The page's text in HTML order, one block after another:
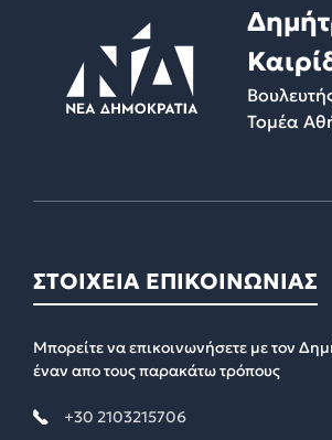
Τομέα
ΣΤΟΙΧΕΙΑ ΕΠΙΚΟΙΝΩΝΙΑΣ
Μπορείτε να επικοινωνήσετε με τον
έναν απο τους παρακάτω τρόπους
+30 2103215706